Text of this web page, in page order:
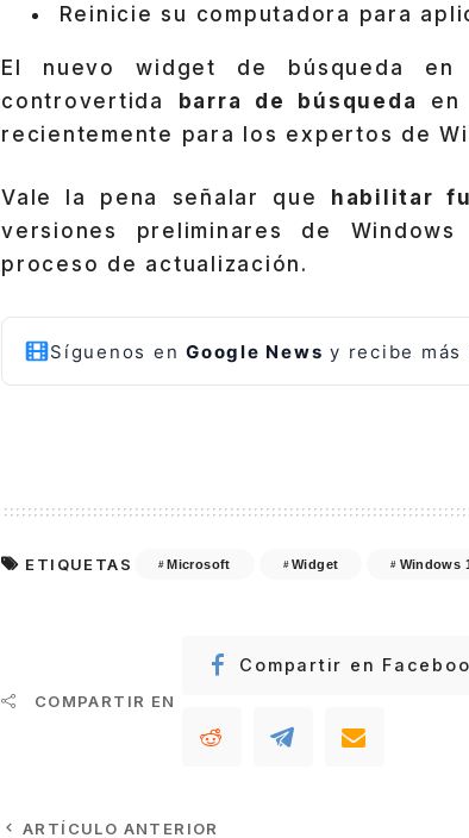
Reinicie su computadora para
El nuevo widget de búsqueda
controvertida barra de búsqueda
en
recientemente para los expertos de
Vale la pena señalar que habilitar
versiones preliminares de
proceso de actualización.
Síguenos en Google News y recibe
ETIQUETAS Microsoft Widget Windows
COMPARTIR EN
Compartir en
ARTÍCULO ANTERIOR